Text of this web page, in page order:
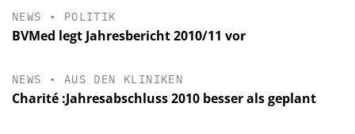
NEWS • POLITIK
BVMed legt Jahresbericht 2010/11 vor
NEWS • AUS DEN KLINIKEN
Charité :Jahresabschluss 2010 besser als geplant